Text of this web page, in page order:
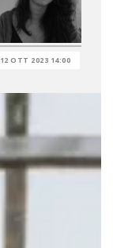
12 OTT 2023 14:00